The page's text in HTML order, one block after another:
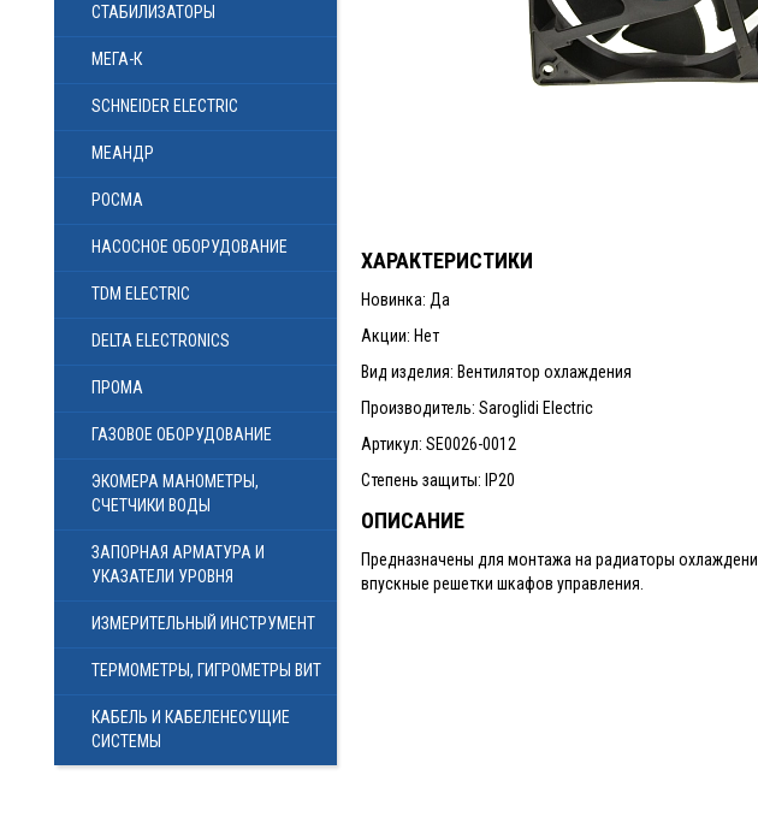
СТАБИЛИЗАТОРЫ
МЕГА-К
SCHNEIDER ELECTRIC
МЕАНДР
РОСМА
НАСОСНОЕ ОБОРУДОВАНИЕ
TDM ELECTRIC
DELTA ELECTRONICS
ПРОМА
ГАЗОВОЕ ОБОРУДОВАНИЕ
ЭКОМЕРА МАНОМЕТРЫ,
СЧЕТЧИКИ ВОДЫ
ЗАПОРНАЯ АРМАТУРА И
УКАЗАТЕЛИ УРОВНЯ
ИЗМЕРИТЕЛЬНЫЙ ИНСТРУМЕНТ
ТЕРМОМЕТРЫ, ГИГРОМЕТРЫ ВИТ
КАБЕЛЬ И КАБЕЛЕНЕСУЩИЕ
СИСТЕМЫ
ХАРАКТЕРИСТИКИ
Новинка: Да
Акции: Нет
Вид изделия: Вентилятор охлаждения
Производитель: Saroglidi Electric
Артикул: SE0026-0012
Степень защиты: IP20
ОПИСАНИЕ
Предназначены для монтажа на радиаторы
впускные решетки шкафов управления.